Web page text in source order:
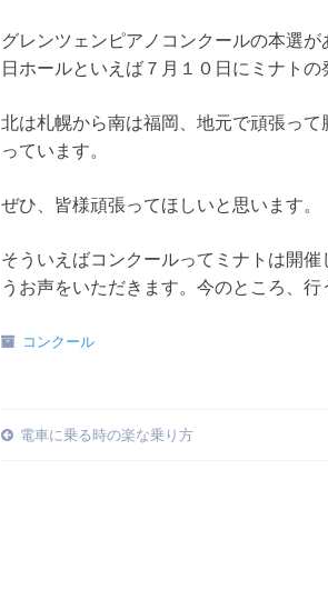
グレンツェンピアノコンクールの本選
日ホールといえば７月１０日にミナト
北は札幌から南は福岡、地元で頑張っ
っています。
ぜひ、皆様頑張ってほしいと思います。
そういえばコンクールってミナトは開
うお声をいただきます。今のところ、行
コンクール
Post
電車に乗る時の楽な乗り方